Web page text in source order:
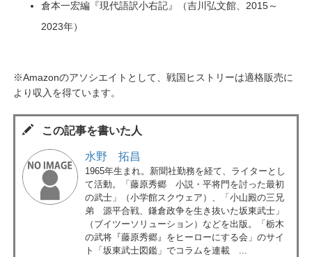
倉本一宏編『現代語訳小右記』（吉川弘文館、2015～
2023年）
※Amazonのアソシエイトとして、戦国ヒストリーは適格販売に
より収入を得ています。
この記事を書いた人
水野 拓昌
1965年生まれ。新聞社勤務を経て、ライターとし
て活動。「藤原秀郷 小説・平将門を討った最初
の武士」（小学館スクウェア）、「小山殿の三兄
弟 源平合戦、鎌倉政争を生き抜いた坂東武士」
（ブイツーソリューション）などを出版。「栃木
の武将『藤原秀郷』をヒーローにする会」のサイ
ト「坂東武士図鑑」でコラムを連載 ...